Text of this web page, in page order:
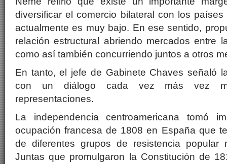
diversificar el comercio bilateral con los
actualmente es muy bajo. En ese sentido,
relación estructural abriendo mercados entre
como así también concurriendo juntos a otros
En tanto, el jefe de Gabinete Chaves señaló
con un diálogo cada vez más vez
representaciones.
La independencia centroamericana tomó
ocupación francesa de 1808 en España que
de diferentes grupos de resistencia popular
Juntas que promulgaron la Constitución de